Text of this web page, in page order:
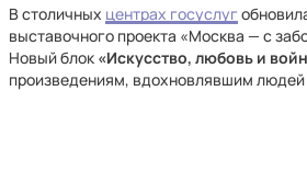
В столичных центрах госуслуг
выставочного проекта «Москва — с
Новый блок «Искусство, любовь и
произведениям, вдохновлявшим людей